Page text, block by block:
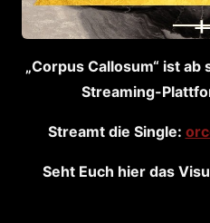
„Corpus Callosum“ ist
Streaming-
Streamt die Single:
Seht Euch hier das